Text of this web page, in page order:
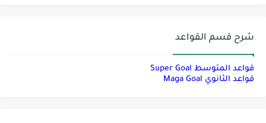
شرح قسم القواعد
قواعد المتوسط Super Goal
قواعد الثانوي Maga Goal